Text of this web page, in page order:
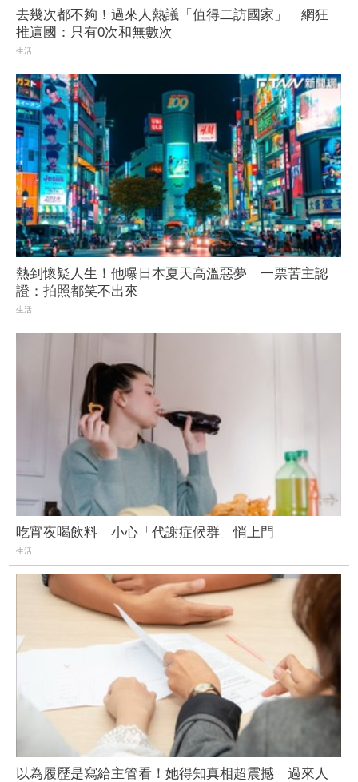
去幾次都不夠！過來人熱議「值得二訪國家」 網狂
推這國：只有0次和無數次
生活
熱到懷疑人生！他曝日本夏天高溫惡夢 一票苦主認
證：拍照都笑不出來
生活
吃宵夜喝飲料 小心「代謝症候群」悄上門
生活
以為履歷是寫給主管看！她得知真相超震撼 過來人